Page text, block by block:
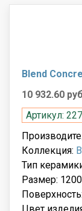
Blend
10 932.60
Артикул:
Коллекция:
Тип
Размер: